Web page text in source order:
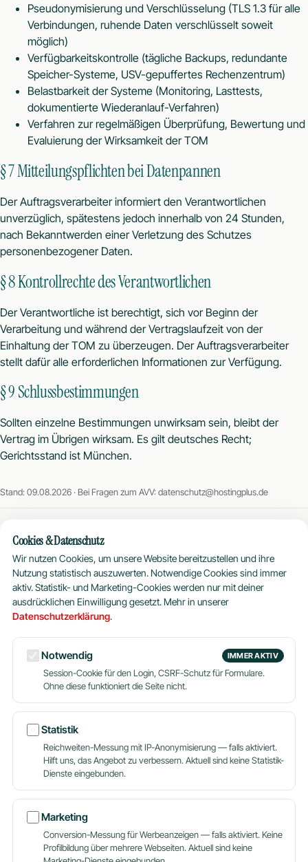
Pseudonymisierung und Verschlüsselung (TLS 1.3 für alle
Verbindungen, ruhende Daten verschlüsselt soweit
möglich)
Verfügbarkeitskontrolle (tägliche Backups, redundante
Speicher-Systeme, USV-gepuffertes Rechenzentrum)
Belastbarkeit der Systeme (Monitoring, Lasttests,
dokumentierte Wiederanlauf-Verfahren)
Verfahren zur regelmäßigen Überprüfung, Bewertung und
Evaluierung der Wirksamkeit der TOM
§ 7 Mitteilungspflichten bei Datenpannen
Der Auftragsverarbeiter informiert den Verantwortlichen
unverzüglich, spätestens jedoch innerhalb von 24 Stunden,
nach Bekanntwerden einer Verletzung des Schutzes
personenbezogener Daten.
§ 8 Kontrollrechte des Verantwortlichen
Der Verantwortliche ist berechtigt, sich vor Beginn der
Verarbeitung und während der Vertragslaufzeit von der
Einhaltung der TOM zu überzeugen. Der Auftragsverarbeiter
stellt dafür alle erforderlichen Informationen zur Verfügung.
§ 9 Schlussbestimmungen
Sollten einzelne Bestimmungen unwirksam sein, bleibt der
Vertrag im Übrigen wirksam. Es gilt deutsches Recht;
Gerichtsstand ist München.
Stand: 09.08.2026 · Bei Fragen zum AVV:datenschutz@hostingplus.de
HostingPlus
Seit 2004 betreuen wir Webseiten, Shops
und Server aus München. Persönlich,
verständlich, ohne Kleingedrucktes.
Webhosting Privat
Webhosting Business
WordPress
Server
Domains
Alle Produkte
UNTERNEHMEN
Über uns
Blog
Partner werden
HILFE
Wissensdatenbank
Kontakt
Umzugsservice
KONTAKT
support@hostingplus.de
24/7 Support
Cookies & Datenschutz
Wir nutzen Cookies, um unsere Website bereitzustellen und ihre
Nutzung statistisch auszuwerten. Notwendige Cookies sind immer
aktiv. Statistik- und Marketing-Cookies werden nur mit deiner
ausdrücklichen Einwilligung gesetzt. Mehr in unserer
Datenschutzerklärung.
Notwendig IMMER AKTIV
Session-Cookie für den Login, CSRF-Schutz für Formulare.
Ohne diese funktioniert die Seite nicht.
Statistik
Reichweiten-Messung mit IP-Anonymisierung — falls aktiviert.
Hilft uns, das Angebot zu verbessern. Aktuell sind keine Statistik-
Dienste eingebunden.
Marketing
Conversion-Messung für Werbeanzeigen — falls aktiviert. Keine
Profilbildung über mehrere Webseiten. Aktuell sind keine
da
Dein Name
E-Mail-Adresse